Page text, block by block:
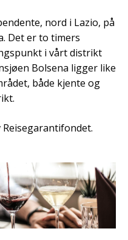
nord i Lazio, på
Det er to timers
i vårt distrikt
Bolsena ligger like
både kjente og
Reisegarantifondet.